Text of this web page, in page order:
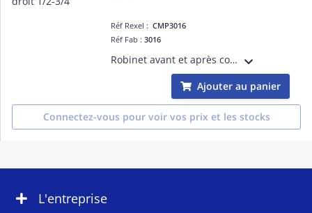
Réf Rexel :CMP3016
Réf Fab :3016
Robinet avant et après compteur droit 1/2-3/4
Ajouter au panier
Connectez-vous pour voir vos prix et les stocks
L'entreprise